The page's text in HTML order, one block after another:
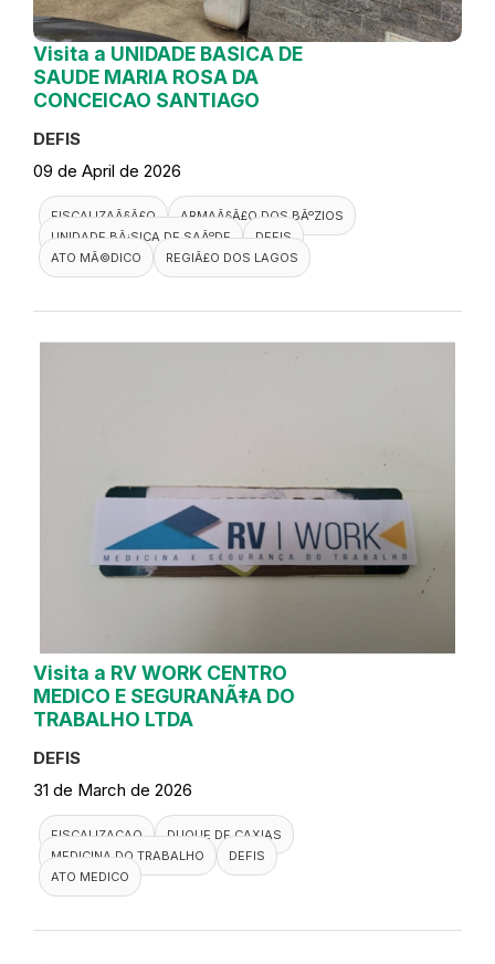
Visita a UNIDADE BASICA DE
SAUDE MARIA ROSA DA
CONCEICAO SANTIAGO
DEFIS
09 de April de 2026
FISCALIZAÃ§Ã£O
ARMAÃ§Ã£O DOS BÃºZIOS
UNIDADE BÃ¡SICA DE SAÃºDE
DEFIS
ATO MÃ©DICO
REGIÃ£O DOS LAGOS
Visita a RV WORK CENTRO
MEDICO E SEGURANÃ‡A DO
TRABALHO LTDA
DEFIS
31 de March de 2026
FISCALIZACAO
DUQUE DE CAXIAS
MEDICINA DO TRABALHO
DEFIS
ATO MEDICO